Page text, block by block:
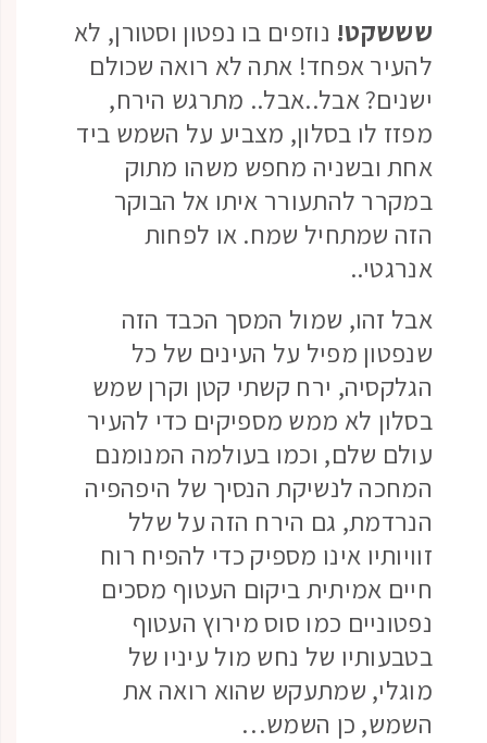
שששקט! נוזפים בו נפטון וסטורן, לא
להעיר אפחד! אתה לא רואה שכולם
ישנים? אבל..אבל.. מתרגש הירח,
מפזז לו בסלון, מצביע על השמש ביד
אחת ובשניה מחפש משהו מתוק
במקרר להתעורר איתו אל הבוקר
הזה שמתחיל שמח. או לפחות
אנרגטי..
אבל זהו, שמול המסך הכבד הזה
שנפטון מפיל על העינים של כל
הגלקסיה, ירח קשתי קטן וקרן שמש
בסלון לא ממש מספיקים כדי להעיר
עולם שלם, וכמו בעולמה המנומנם
המחכה לנשיקת הנסיך של היפהפיה
הנרדמת, גם הירח הזה על שלל
זוויותיו אינו מספיק כדי להפיח רוח
חיים אמיתית ביקום העטוף מסכים
נפטוניים כמו סוס מירוץ העטוף
בטבעותיו של נחש מול עיניו של
מוגלי, שמתעקש שהוא רואה את
השמש, כן השמש…